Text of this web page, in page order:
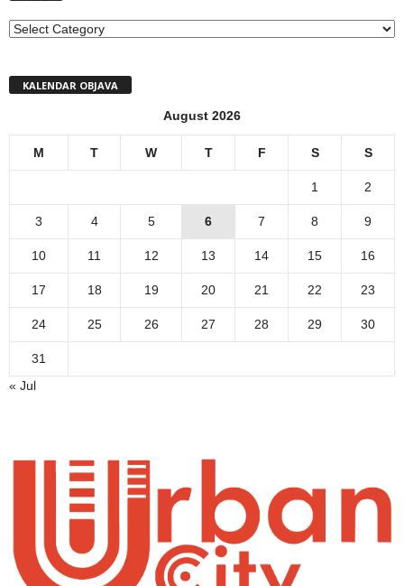
MENI
KALENDAR OBJAVA
August 2026
M T W T F S S
1 2
3 4 5 6 7 8 9
10 11 12 13 14 15 16
17 18 19 20 21 22 23
24 25 26 27 28 29 30
31
« Jul